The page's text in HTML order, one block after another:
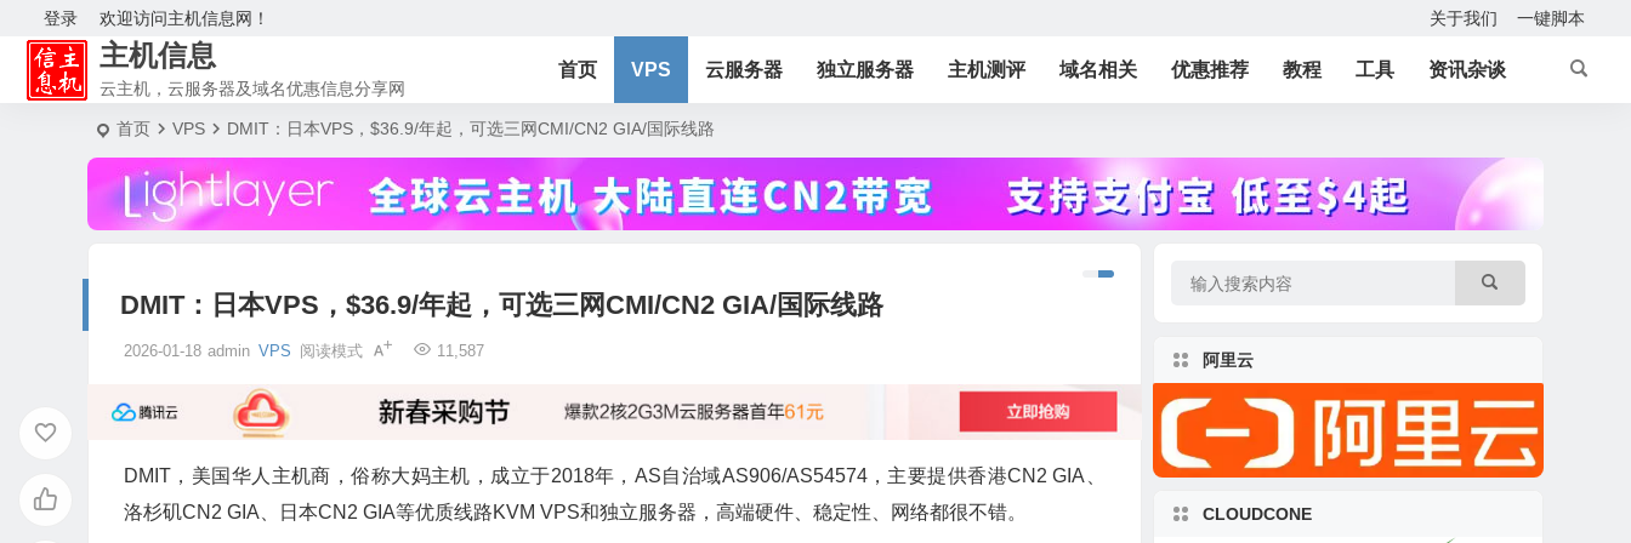
欢迎访问主机信息网！
登录 关于我们 一键脚本
主机信息
云主机，云服务器及域名优惠信息分享网
首页 VPS 云服务器 独立服务器 主机测评 域名相关 优惠推荐 教程 工具 资讯杂谈
首页 VPS DMIT：日本VPS，$36.9/年起，可选三网CMI/CN2 GIA/国际线路
DMIT：日本VPS，$36.9/年起，可选三网CMI/CN2 GIA/国际线路
2026-01-18 admin VPS 11,587
阅读模式
DMIT，美国华人主机商，俗称大妈主机，成立于2018年，AS自治域AS906/AS54574，主要提供香港CN2 GIA、
洛杉矶CN2 GIA、日本CN2 GIA等优质线路KVM VPS和独立服务器，高端硬件、稳定性、网络都很不错。
阿里云
CLOUDCONE